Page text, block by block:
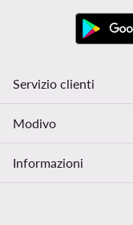
Servizio clienti
Modivo
Informazioni